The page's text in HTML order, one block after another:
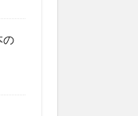
の